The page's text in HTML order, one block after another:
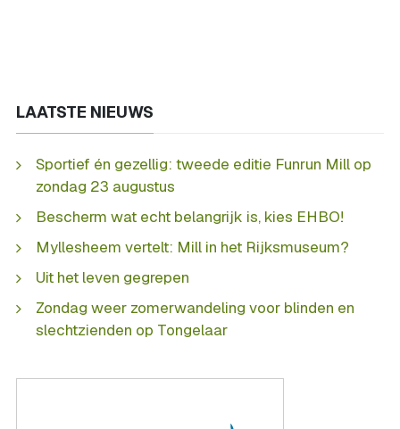
LAATSTE NIEUWS
Sportief én gezellig: tweede editie Funrun Mill op
zondag 23 augustus
Bescherm wat echt belangrijk is, kies EHBO!
Myllesheem vertelt: Mill in het Rijksmuseum?
Uit het leven gegrepen
Zondag weer zomerwandeling voor blinden en
slechtzienden op Tongelaar